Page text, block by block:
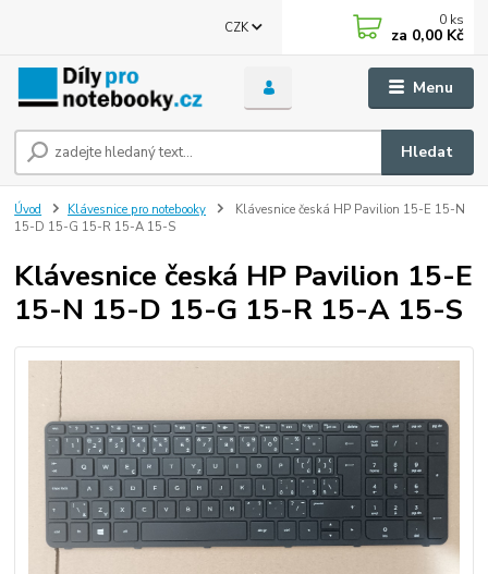
Menu
CZK
Hledat
0 ks
za 0,00 Kč
Úvod Klávesnice pro notebooky
Klávesnice česká HP Pavilion 15-E 15-N
15-D 15-G 15-R 15-A 15-S
Klávesnice česká HP Pavilion 15-E
15-N 15-D 15-G 15-R 15-A 15-S